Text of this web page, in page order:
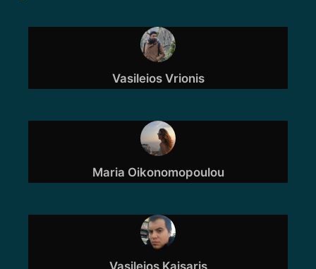
Vasileios Vrionis
Maria Oikonomopoulou
Vasileios Kaisaris